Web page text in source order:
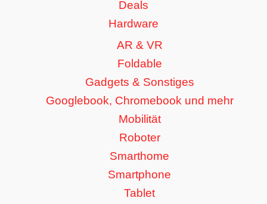
Deals
Hardware
AR & VR
Foldable
Gadgets & Sonstiges
Googlebook, Chromebook und mehr
Mobilität
Roboter
Smarthome
Smartphone
Tablet